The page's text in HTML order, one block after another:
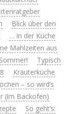
Blick über den
… in der Küche
Mahlzeiten aus
Typisch
Kräuterküche
– so wird’s
(im Backofen)
So geht’s: